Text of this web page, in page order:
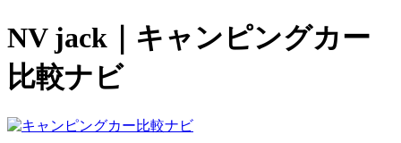
NV jack｜キャンピングカー
比較ナビ